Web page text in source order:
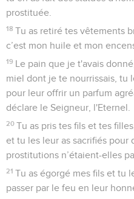
prostituée.
18 Tu as retiré tes vêtements
c’est mon huile et mon
19 Le pain que je t'avais
miel dont je te nourrissais, tu
pour leur offrir un parfum
déclare le Seigneur, l'Eternel.
20 Tu as pris tes fils et tes
et tu les leur as sacrifiés pour
prostitutions n’étaient-elles
21 Tu as égorgé mes fils et tu
passer par le feu en leur